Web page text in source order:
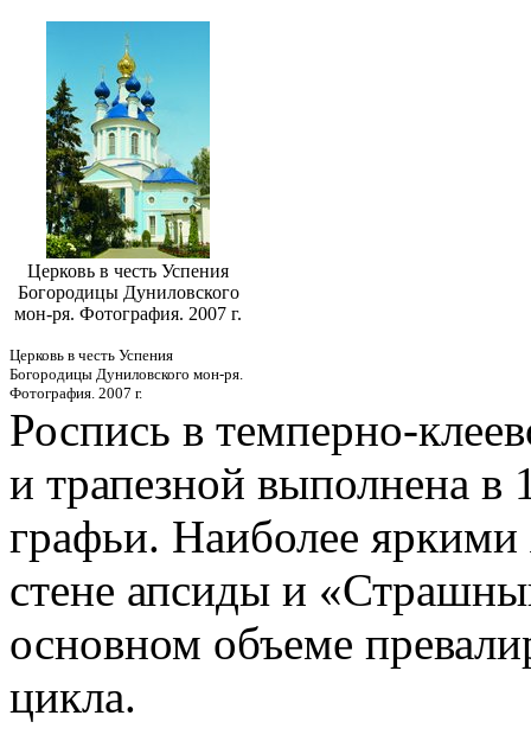
Церковь в честь Успения
Богородицы Дуниловского
мон-ря. Фотография. 2007 г.
Церковь в честь Успения
Богородицы Дуниловского мон-ря.
Фотография. 2007 г.
Роспись в темперно-
и трапезной выполнена
графьи. Наиболее яркими
стене апсиды и
основном объеме
цикла.